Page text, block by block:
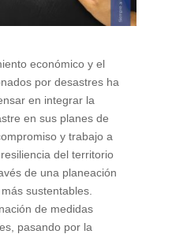
económico y el
por desastres ha
en integrar la
en sus planes de
y trabajo a
del territorio
de una planeación
sustentables.
de medidas
pasando por la